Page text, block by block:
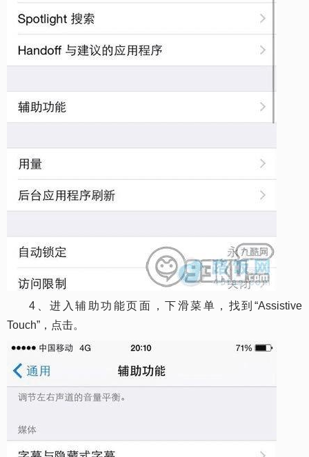
4、进入辅助功能页面，下滑菜单，找到“Assistive
Touch”，点击。